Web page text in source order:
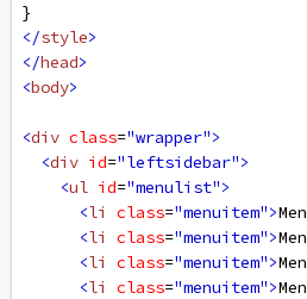
}
</style>
</head>
<body>
<div class="wrapper">
<div id="leftsidebar">
<ul id="menulist">
<li class="menuitem">
<li class="menuitem">
<li class="menuitem">
<li class="menuitem">